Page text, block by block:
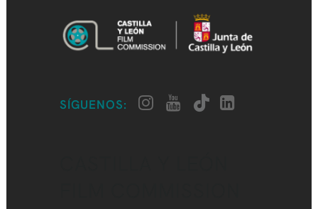
SÍGUENOS: